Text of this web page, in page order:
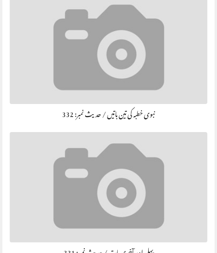
نبوی خطبہ کی تین باتیں / حديث نمبر: 332